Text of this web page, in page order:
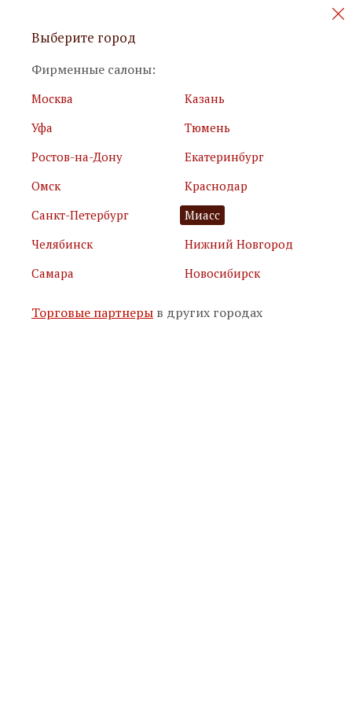
Персональные акции и новинки
Я принимаю
условия использования сайта
Я соглашаюсь сполитикой обработки персональных
Подписаться
Выберите город
Фирменные салоны:
Москва
Казань
Уфа
Тюмень
Ростов-на-Дону
Екатеринбург
Омск
Краснодар
Санкт-Петербург
Миасс
Челябинск
Нижний Новгород
Самара
Новосибирск
Торговые партнеры в других городах